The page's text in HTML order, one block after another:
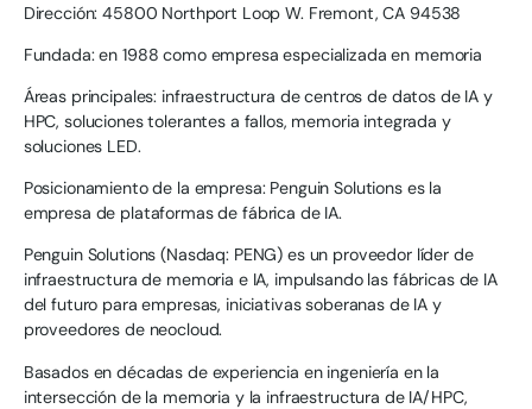
Dirección: 45800 Northport Loop W. Fremont, CA 94538
Fundada: en 1988 como empresa especializada en memoria
Áreas principales: infraestructura de centros de datos de IA y
HPC, soluciones tolerantes a fallos, memoria integrada y
soluciones LED.
Posicionamiento de la empresa: Penguin Solutions es la
empresa de plataformas de fábrica de IA.
Penguin Solutions (Nasdaq: PENG) es un proveedor líder de
infraestructura de memoria e IA, impulsando las fábricas de IA
del futuro para empresas, iniciativas soberanas de IA y
proveedores de neocloud.
Basados en décadas de experiencia en ingeniería en la
intersección de la memoria y la infraestructura de IA/HPC,